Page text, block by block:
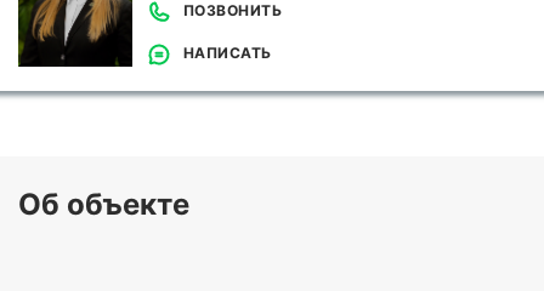
ПОЗВОНИТЬ
НАПИСАТЬ
Об объекте